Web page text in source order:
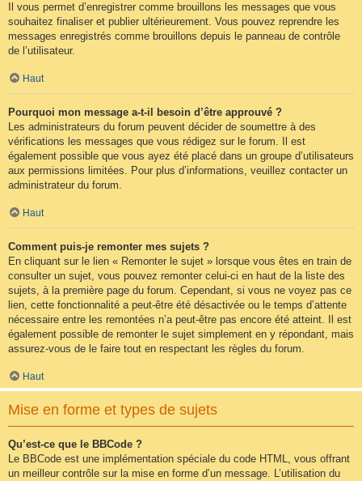
Il vous permet d’enregistrer comme brouillons les messages que vous
souhaitez finaliser et publier ultérieurement. Vous pouvez reprendre les
messages enregistrés comme brouillons depuis le panneau de contrôle
de l’utilisateur.
Haut
Pourquoi mon message a-t-il besoin d’être approuvé ?
Les administrateurs du forum peuvent décider de soumettre à des
vérifications les messages que vous rédigez sur le forum. Il est
également possible que vous ayez été placé dans un groupe d’utilisateurs
aux permissions limitées. Pour plus d’informations, veuillez contacter un
administrateur du forum.
Haut
Comment puis-je remonter mes sujets ?
En cliquant sur le lien « Remonter le sujet » lorsque vous êtes en train de
consulter un sujet, vous pouvez remonter celui-ci en haut de la liste des
sujets, à la première page du forum. Cependant, si vous ne voyez pas ce
lien, cette fonctionnalité a peut-être été désactivée ou le temps d’attente
nécessaire entre les remontées n’a peut-être pas encore été atteint. Il est
également possible de remonter le sujet simplement en y répondant, mais
assurez-vous de le faire tout en respectant les règles du forum.
Haut
Mise en forme et types de sujets
Qu’est-ce que le BBCode ?
Le BBCode est une implémentation spéciale du code HTML, vous offrant
un meilleur contrôle sur la mise en forme d’un message. L’utilisation du